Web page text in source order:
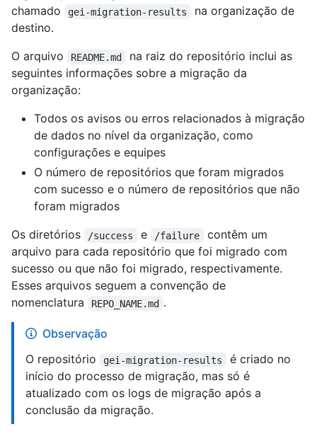
chamado
gei-migration-results
na organização de
destino.
O arquivo
README.md
na raiz do repositório inclui as
seguintes informações sobre a migração da
organização:
Todos os avisos ou erros relacionados à migração
de dados no nível da organização, como
configurações e equipes
O número de repositórios que foram migrados
com sucesso e o número de repositórios que não
foram migrados
Os diretórios
/success e /failure
contêm um
arquivo para cada repositório que foi migrado com
sucesso ou que não foi migrado, respectivamente.
Esses arquivos seguem a convenção de
nomenclatura
REPO_NAME.md .
Observação
O repositório
gei-migration-results
é criado no
início do processo de migração, mas só é
atualizado com os logs de migração após a
conclusão da migração.